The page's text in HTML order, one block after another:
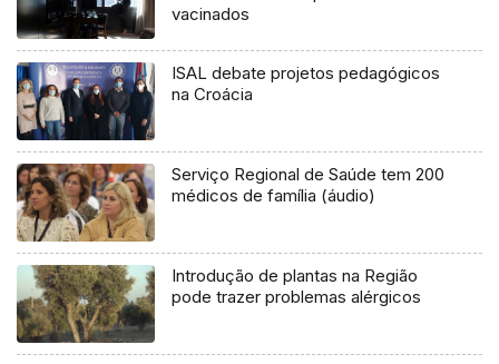
vacinados
ISAL debate projetos pedagógicos
na Croácia
Serviço Regional de Saúde tem 200
médicos de família (áudio)
Introdução de plantas na Região
pode trazer problemas alérgicos